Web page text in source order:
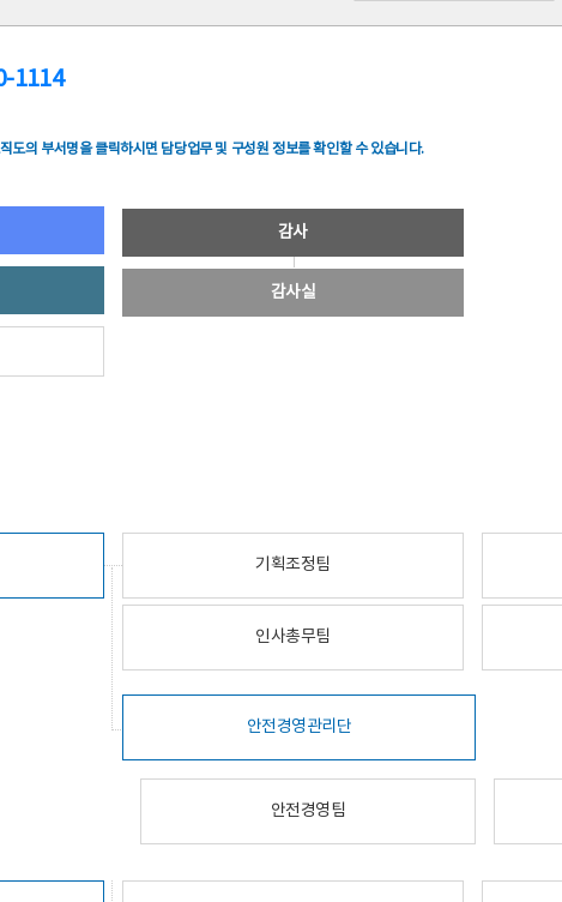
1114
도의 부서명을 클릭하시면 담당업무 및 구성원 정보를 확인할 수 있습니다.
감사
감사실
기획조정팀
인사총무팀
안전경영관리단
안전경영팀